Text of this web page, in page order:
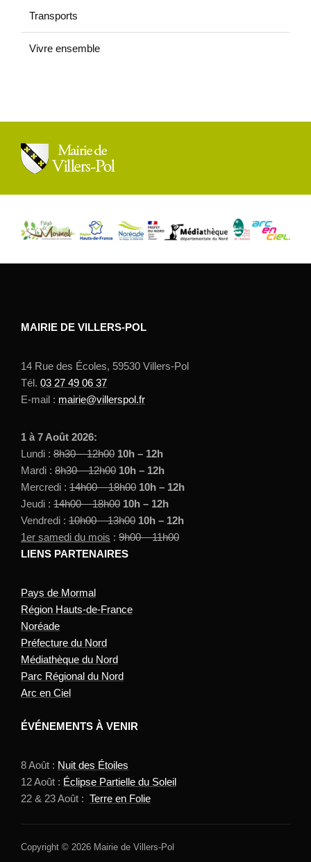
Transports
Vivre ensemble
MAIRIE DE VILLERS-POL
14 Rue des Écoles, 59530 Villers-Pol
Tél. 03 27 49 06 37
E-mail : mairie@villerspol.fr
1 à 7 Août 2026:
Lundi : 8h30 – 12h00 10h – 12h
Mardi : 8h30 – 12h00 10h – 12h
Mercredi : 14h00 – 18h00 10h – 12h
Jeudi : 14h00 – 18h00 10h – 12h
Vendredi : 10h00 – 13h00 10h – 12h
1er samedi du mois : 9h00 – 11h00
LIENS PARTENAIRES
Pays de Mormal
Région Hauts-de-France
Noréade
Préfecture du Nord
Médiathèque du Nord
Parc Régional du Nord
Arc en Ciel
ÉVÉNEMENTS À VENIR
8 Août : Nuit des Étoiles
12 Août : Éclipse Partielle du Soleil
22 & 23 Août : Terre en Folie
Copyright © 2026 Mairie de Villers-Pol